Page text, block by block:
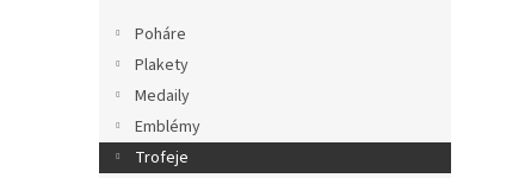
Poháre
Plakety
Medaily
Emblémy
Trofeje